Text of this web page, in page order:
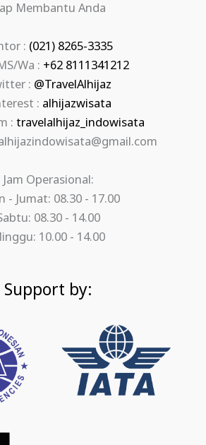
Membantu Anda
: (021) 8265-3335
Wa : +62 8111341212
: @TravelAlhijaz
: alhijazwisata
: travelalhijaz_indowisata
Jam Operasional:
- Jumat: 08.30 - 17.00
08.30 - 14.00
10.00 - 14.00
Support by: